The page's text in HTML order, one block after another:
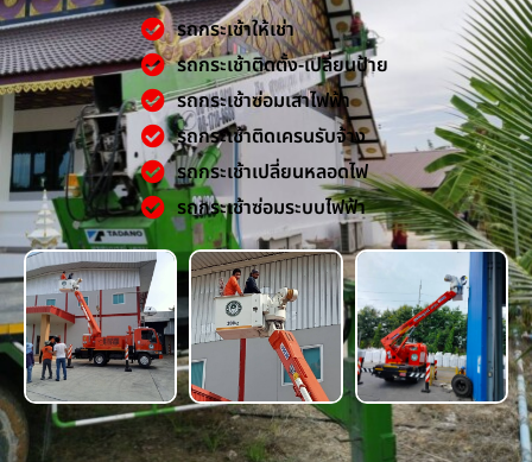
รถกระเช้าให้เช่า
รถกระเช้าติดตั้ง-เปลี่ยนป้าย
รถกระเช้าซ่อมเสาไฟฟ้า
รถกระเช้าติดเครนรับจ้าง
รถกระเช้าเปลี่ยนหลอดไฟ
รถกระเช้าซ่อมระบบไฟฟ้า